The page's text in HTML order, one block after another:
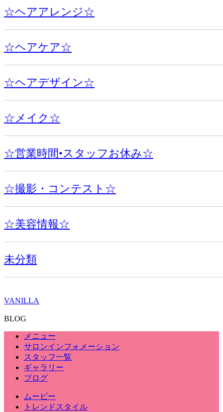
☆ヘアアレンジ☆
☆ヘアケア☆
☆ヘアデザイン☆
☆メイク☆
☆営業時間•スタッフお休み☆
☆撮影・コンテスト☆
☆美容情報☆
未分類
VANILLA
BLOG
メニュー
サロンインフォメーション
スタッフ一覧
ギャラリー
ブログ
ムービー
トレンドスタイル